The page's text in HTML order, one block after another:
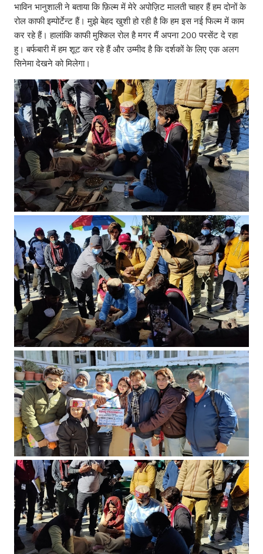
भाविन भानुशाली ने बताया कि फ़िल्म में मेरे अपोज़िट मालती चाहर हैं हम दोनों के
रोल काफी इम्पोर्टेन्ट हैं। मुझे बेहद खुशी हो रही है कि हम इस नई फिल्म में काम
कर रहे हैं। हालांकि काफी मुश्किल रोल है मगर मैं अपना 200 परसेंट दे रहा
हु। बर्फबारी में हम शूट कर रहे हैं और उम्मीद है कि दर्शकों के लिए एक अलग
सिनेमा देखने को मिलेगा।